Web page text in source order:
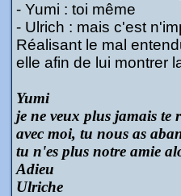
- Yumi : toi même
- Ulrich : mais c'est
Réalisant le mal
elle afin de lui montrer
Yumi
je ne veux plus jamais te
avec moi, tu nous as
tu n'es plus notre amie
Adieu
Ulriche